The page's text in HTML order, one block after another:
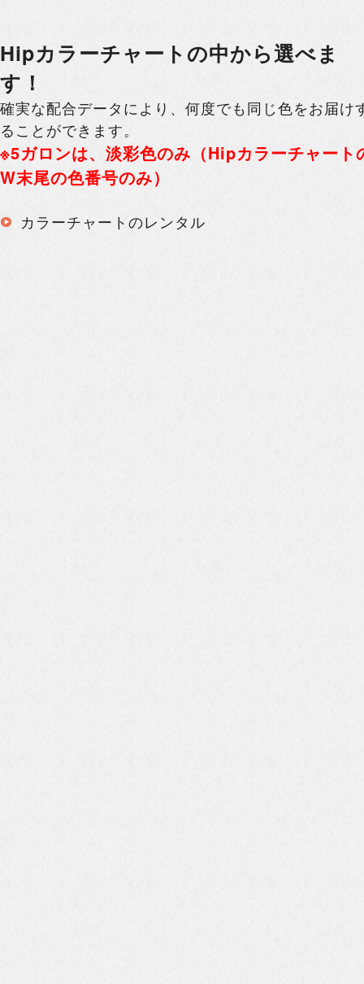
Hipカラーチャートの中から選べま
す！
確実な配合データにより、何度でも同じ色をお届け
ることができます。
※5ガロンは、淡彩色のみ（Hipカラーチャート
W末尾の色番号のみ）
カラーチャートのレンタル